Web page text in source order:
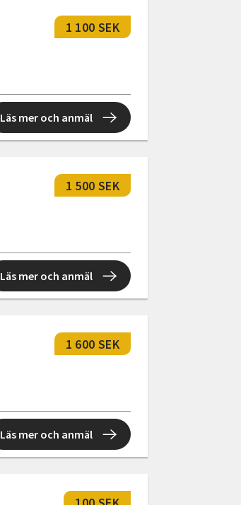
1 100 SEK
Läs mer och anmäl
1 500 SEK
Läs mer och anmäl
1 600 SEK
Läs mer och anmäl